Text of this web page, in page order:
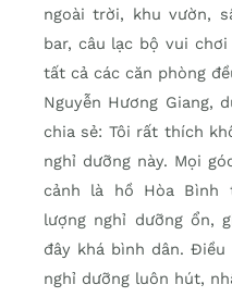
ngoài trời, khu vườn,
bar, câu lạc bộ vui
tất cả các căn phòng
Nguyễn Hương Giang,
chia sẻ: Tôi rất thích
nghỉ dưỡng này. Mọi
cảnh là hồ Hòa Bình
lượng nghỉ dưỡng ổn,
đây khá bình dân.
nghỉ dưỡng luôn hút,